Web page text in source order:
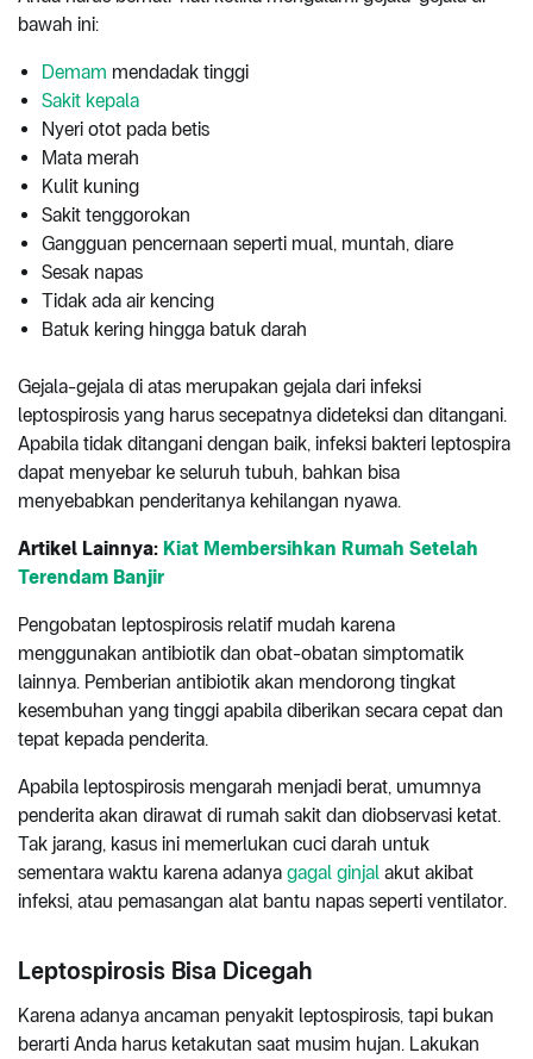
bawah ini:
Demam mendadak tinggi
Sakit kepala
Nyeri otot pada betis
Mata merah
Kulit kuning
Sakit tenggorokan
Gangguan pencernaan seperti mual, muntah, diare
Sesak napas
Tidak ada air kencing
Batuk kering hingga batuk darah
Gejala-gejala di atas merupakan gejala dari infeksi
leptospirosis yang harus secepatnya dideteksi dan ditangani.
Apabila tidak ditangani dengan baik, infeksi bakteri leptospira
dapat menyebar ke seluruh tubuh, bahkan bisa
menyebabkan penderitanya kehilangan nyawa.
Artikel Lainnya: Kiat Membersihkan Rumah Setelah
Terendam Banjir
Pengobatan leptospirosis relatif mudah karena
menggunakan antibiotik dan obat-obatan simptomatik
lainnya. Pemberian antibiotik akan mendorong tingkat
kesembuhan yang tinggi apabila diberikan secara cepat dan
tepat kepada penderita.
Apabila leptospirosis mengarah menjadi berat, umumnya
penderita akan dirawat di rumah sakit dan diobservasi ketat.
Tak jarang, kasus ini memerlukan cuci darah untuk
sementara waktu karena adanya gagal ginjal akut akibat
infeksi, atau pemasangan alat bantu napas seperti ventilator.
Leptospirosis Bisa Dicegah
Karena adanya ancaman penyakit leptospirosis, tapi bukan
berarti Anda harus ketakutan saat musim hujan. Lakukan